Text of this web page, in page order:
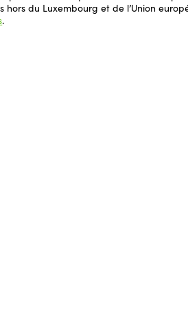
du Luxembourg et de l’Union
.